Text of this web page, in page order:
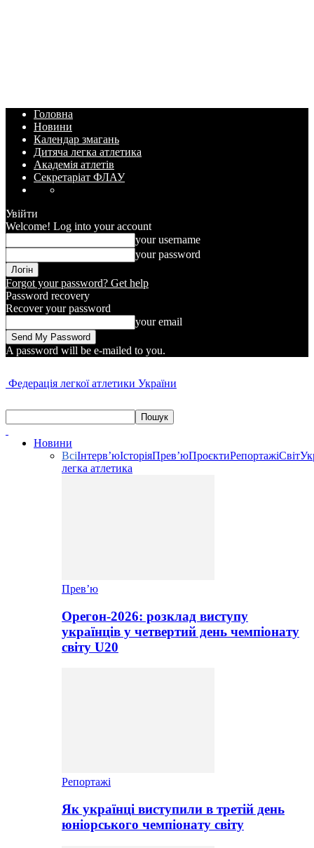
Головна
Новини
Календар змагань
Дитяча легка атлетика
Академія атлетів
Секретаріат ФЛАУ
Увійти
Welcome! Log into your account
your username
your password
Forgot your password? Get help
Password recovery
Recover your password
your email
A password will be e-mailed to you.
Федерація легкої атлетики України
Новини
ВсіІнтерв’юІсторіяПрев’юПроєктиРепортажіСвіт
легка атлетика
Прев’ю
Орегон-2026: розклад виступу
українців у четвертий день чемпіонату
світу U20
Репортажі
Як українці виступили в третій день
юніорського чемпіонату світу